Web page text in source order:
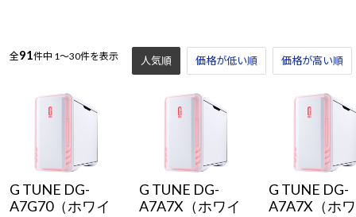
Windows 11
MousePro
Copilot+ PC
学習向けパソコン
Windows 11
今イチオシのパソコンをピ
Copilot+ PC
全91 件中 1～30件を表示 人気順 価格が低い順 価格が高い順
G TUNE DG-
A7G70（ホワイ
G TUNE DG-
A7A7X（ホワイ
G TUNE DG-
A7A7X（ホ